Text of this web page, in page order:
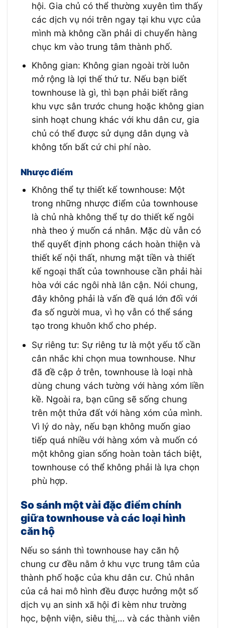
hội. Gia chủ có thể thường xuyên tìm thấy
các dịch vụ nói trên ngay tại khu vực của
mình mà không cần phải di chuyển hàng
chục km vào trung tâm thành phố.
Không gian: Không gian ngoài trời luôn
mở rộng là lợi thế thứ tư. Nếu bạn biết
townhouse là gì, thì bạn phải biết rằng
khu vực sân trước chung hoặc không gian
sinh hoạt chung khác với khu dân cư, gia
chủ có thể được sử dụng dân dụng và
không tốn bất cứ chi phí nào.
Nhược điểm
Không thể tự thiết kế townhouse: Một
trong những nhược điểm của townhouse
là chủ nhà không thể tự do thiết kế ngôi
nhà theo ý muốn cá nhân. Mặc dù vẫn có
thể quyết định phong cách hoàn thiện và
thiết kế nội thất, nhưng mặt tiền và thiết
kế ngoại thất của townhouse cần phải hài
hòa với các ngôi nhà lân cận. Nói chung,
đây không phải là vấn đề quá lớn đối với
đa số người mua, vì họ vẫn có thể sáng
tạo trong khuôn khổ cho phép.
Sự riêng tư: Sự riêng tư là một yếu tố cần
cân nhắc khi chọn mua townhouse. Như
đã đề cập ở trên, townhouse là loại nhà
dùng chung vách tường với hàng xóm liền
kề. Ngoài ra, bạn cũng sẽ sống chung
trên một thửa đất với hàng xóm của mình.
Vì lý do này, nếu bạn không muốn giao
tiếp quá nhiều với hàng xóm và muốn có
một không gian sống hoàn toàn tách biệt,
townhouse có thể không phải là lựa chọn
phù hợp.
So sánh một vài đặc điểm chính
giữa townhouse và các loại hình
căn hộ
Nếu so sánh thì townhouse hay căn hộ
chung cư đều nằm ở khu vực trung tâm của
thành phố hoặc của khu dân cư. Chủ nhân
của cả hai mô hình đều được hưởng một số
dịch vụ an sinh xã hội đi kèm như trường
học, bệnh viện, siêu thị,… và các thành viên